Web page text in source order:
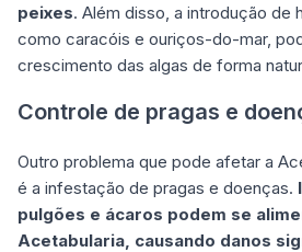
peixes. Além disso, a introdução de
como caracóis e ouriços-do-mar,
crescimento das algas de forma
Controle de pragas e
Outro problema que pode afetar a
é a infestação de pragas e doenças.
pulgões e ácaros podem se
Acetabularia, causando danos